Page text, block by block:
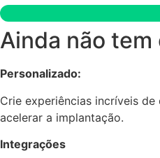
Ainda não
Personalizado:
Crie experiências incríveis
acelerar a implantação.
Integrações